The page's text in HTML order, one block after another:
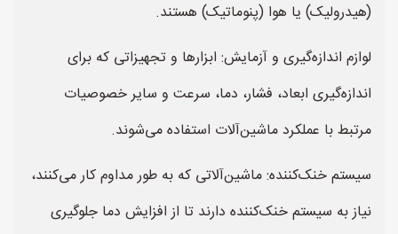
(هیدرولیک) یا هوا (پنوماتیک) هستند.
لوازم اندازه‌گیری و آزمایش: ابزارها و تجهیزاتی که برای
اندازه‌گیری ابعاد، فشار، دما، سرعت و سایر خصوصیات
مرتبط با عملکرد ماشین‌آلات استفاده می‌شوند.
سیستم خنک‌کننده: ماشین‌آلاتی که به طور مداوم کار می‌کنند،
نیاز به سیستم خنک‌کننده دارند تا از افزایش دما جلوگیری